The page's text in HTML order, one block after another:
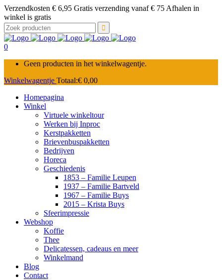
Verzendkosten € 6,95 Gratis verzending vanaf € 75 Afhalen in
winkel is gratis
Zoek
naar:
0
Geen producten in het winkelwagentje.
Winkelwagentje Totaal:€ 0,00
Homepagina
Winkel
Virtuele winkeltour
Werken bij Inproc
Kerstpakketten
Brievenbuspakketten
Bedrijven
Horeca
Geschiedenis
1853 – Familie Leupen
1937 – Familie Bartveld
1967 – Familie Buys
2015 – Krista Buys
Sfeerimpressie
Webshop
Koffie
Thee
Delicatessen, cadeaus en meer
Winkelmand
Blog
Contact